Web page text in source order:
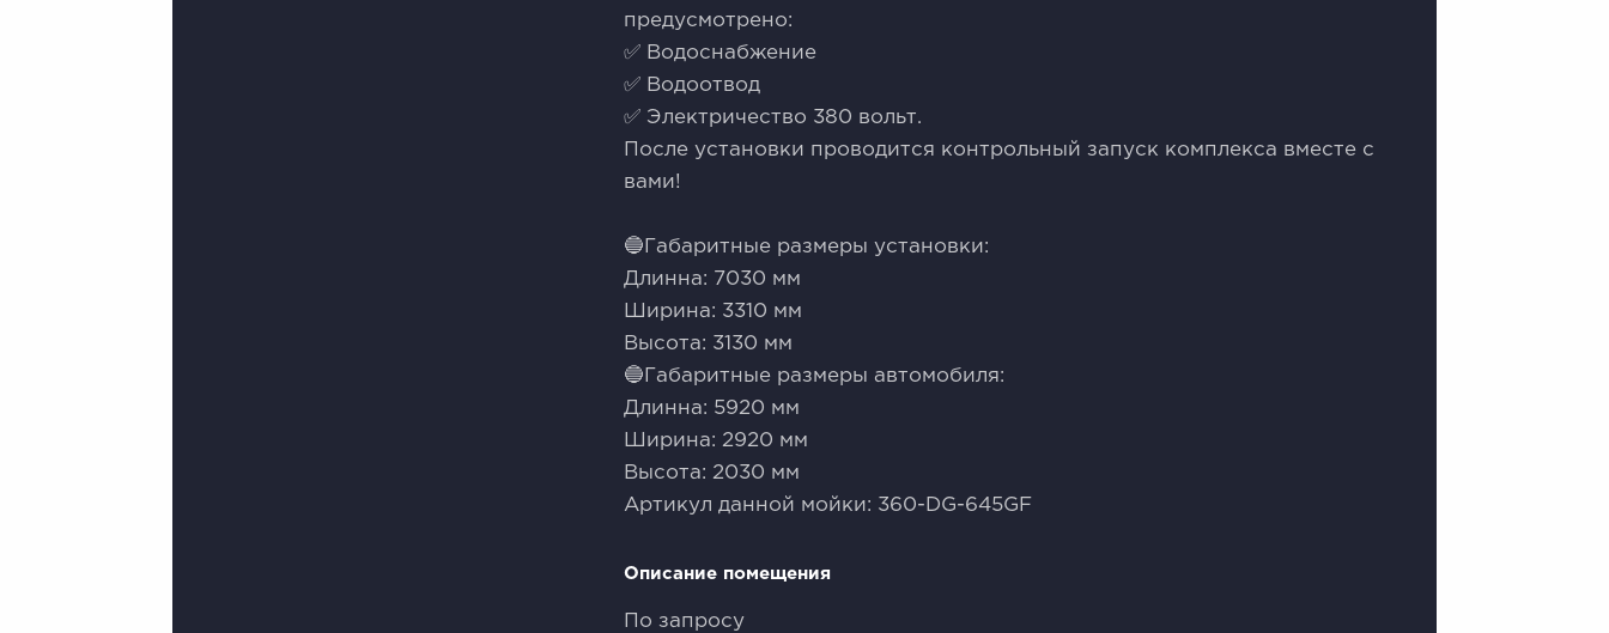
предусмотрено:
✅ Водоснабжение
✅ Водоотвод
✅ Электричество 380 вольт.
После установки проводится контрольный запуск комплекса вместе с
вами!
🔵Габаритные размеры установки:
Длинна: 7030 мм
Ширина: 3310 мм
Высота: 3130 мм
🔵Габаритные размеры автомобиля:
Длинна: 5920 мм
Ширина: 2920 мм
Высота: 2030 мм
Артикул данной мойки: 360-DG-645GF
Описание помещения
По запросу